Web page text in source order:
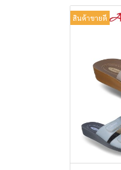
สินค้าขายดี